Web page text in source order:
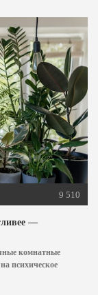
9 510
—
комнатные
психическое